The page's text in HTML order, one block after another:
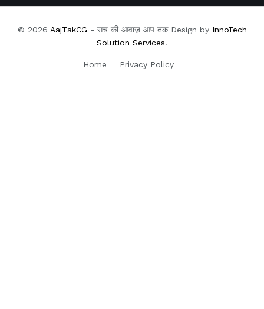
© 2026 AajTakCG - सच की आवाज़ आप तक Design by InnoTech
Solution Services.
Home Privacy Policy